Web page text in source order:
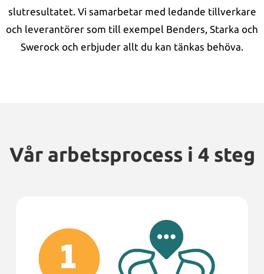
slutresultatet. Vi samarbetar med ledande tillverkare
och leverantörer som till exempel Benders, Starka och
Swerock och erbjuder allt du kan tänkas behöva.
Vår arbetsprocess i 4 steg